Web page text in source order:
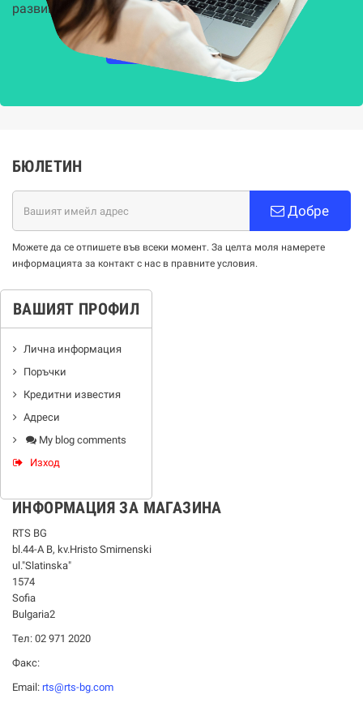
развиващите се киберзаплахи.
НАУЧЕТЕ ПОВЕЧЕ
БЮЛЕТИН
Добре
Можете да се отпишете във всеки момент. За целта моля намерете
информацията за контакт с нас в правните условия.
ВАШИЯТ ПРОФИЛ
Лична информация
Поръчки
Кредитни известия
Адреси
My blog comments
Изход
ИНФОРМАЦИЯ ЗА МАГАЗИНА
RTS BG
bl.44-А В, kv.Hristo Smirnenski
ul."Slatinska"
1574
Sofia
Bulgaria2
Тел: 02 971 2020
Факс:
Email: rts@rts-bg.com